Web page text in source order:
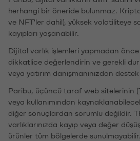
herhangi bir öneride bulunmaz.
ve NFT'ler dahil), yüksek volatiliteye
kayıpları yaşanabilir.
Dijital varlık işlemleri yapmadan
dikkatlice değerlendirin ve gerekli
veya yatırım danışmanınızdan destek
Paribu, üçüncü taraf web sitelerinin
veya kullanımından
diğer sonuçlardan sorumlu değildir.
varlıklarınızda kayıp veya değer
ürünler tüm bölgelerde sunulmayabilir.